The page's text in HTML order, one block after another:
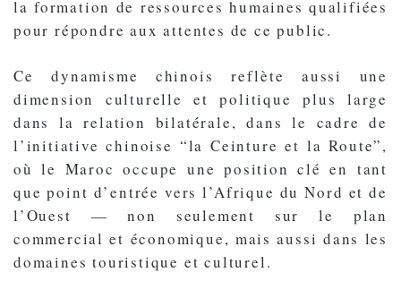
la formation de ressources humaines qualifiées
pour répondre aux attentes de ce public.
Ce dynamisme chinois reflète aussi une
dimension culturelle et politique plus large
dans la relation bilatérale, dans le cadre de
l’initiative chinoise “la Ceinture et la Route”,
où le Maroc occupe une position clé en tant
que point d’entrée vers l’Afrique du Nord et de
l’Ouest — non seulement sur le plan
commercial et économique, mais aussi dans les
domaines touristique et culturel.